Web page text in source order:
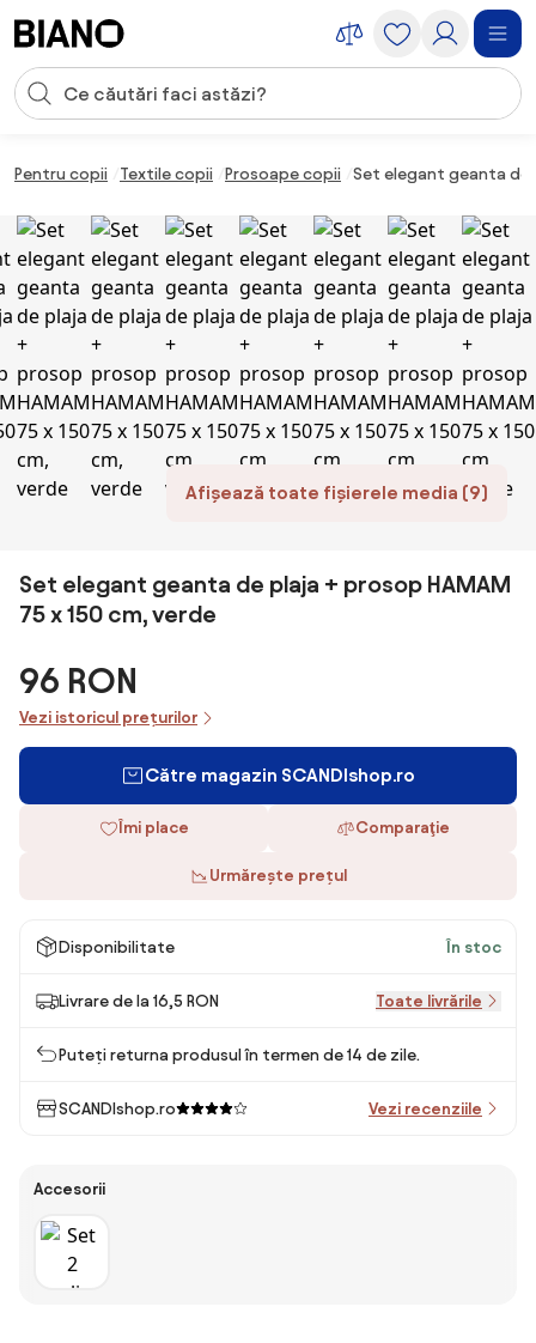
Introducerea căutării
Pentru copii Textile copii Prosoape copii Set elegant geanta de
Afișează toate fișierele media (9)
Set elegant geanta de plaja + prosop HAMAM
75 x 150 cm, verde
96 RON
Vezi istoricul prețurilor
Către magazin SCANDIshop.ro
Îmi place Comparaţie
Urmărește prețul
Disponibilitate În stoc
Livrare de la 16,5 RON Toate livrările
Puteți returna produsul în termen de 14 de zile.
SCANDIshop.ro Vezi recenziile
Accesorii